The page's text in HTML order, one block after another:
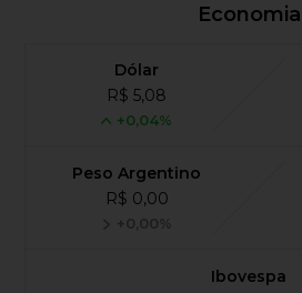
Economia
Dólar
R$ 5,08
+0,04%
Peso Argentino
R$ 0,00
+0,00%
Ibovespa